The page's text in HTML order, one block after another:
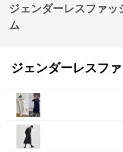
ジェンダーレスファ
ム
ジェンダーレスフ